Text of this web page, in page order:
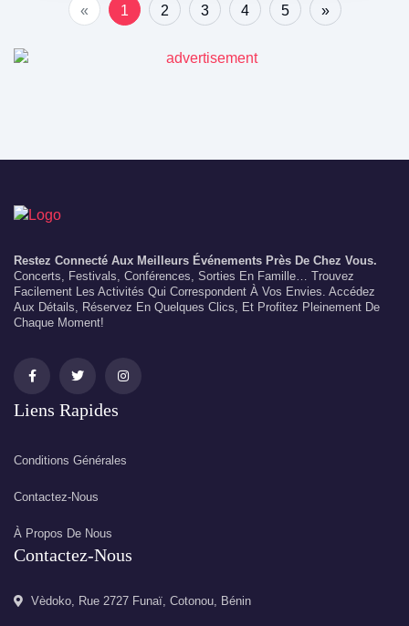
« 1 2 3 4 5 »
Restez Connecté Aux Meilleurs Événements Près De Chez Vous.
Concerts, Festivals, Conférences, Sorties En Famille… Trouvez
Facilement Les Activités Qui Correspondent À Vos Envies. Accédez
Aux Détails, Réservez En Quelques Clics, Et Profitez Pleinement De
Chaque Moment!
Liens Rapides
Conditions Générales
Contactez-Nous
À Propos De Nous
Contactez-Nous
Vèdoko, Rue 2727 Funaï, Cotonou, Bénin